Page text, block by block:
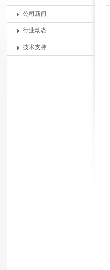
公司新闻
行业动态
技术支持